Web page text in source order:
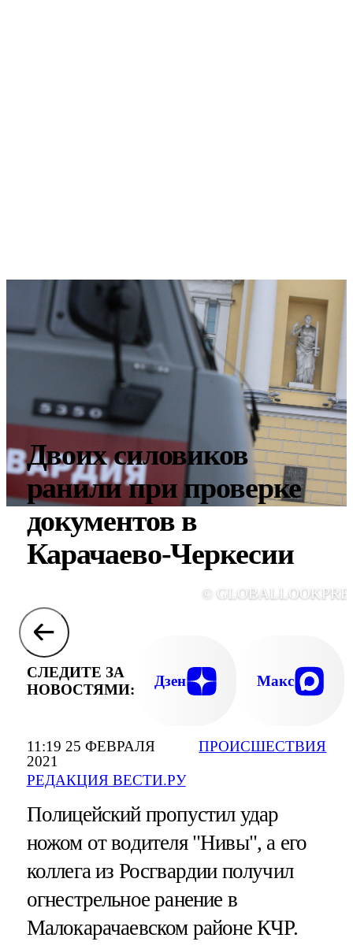
11:19 25 ФЕВРАЛЯ
2021
РЕДАКЦИЯ ВЕСТИ.РУ
ПРОИСШЕСТВИЯ
Двоих силовиков
ранили при проверке
документов в
Карачаево-Черкесии
©
СЛЕДИТЕ ЗА
НОВОСТЯМИ:
Дзен Макс
Полицейский пропустил удар
ножом от водителя "Нивы", а его
коллега из Росгвардии получил
огнестрельное ранение в
Малокарачаевском районе КЧР.